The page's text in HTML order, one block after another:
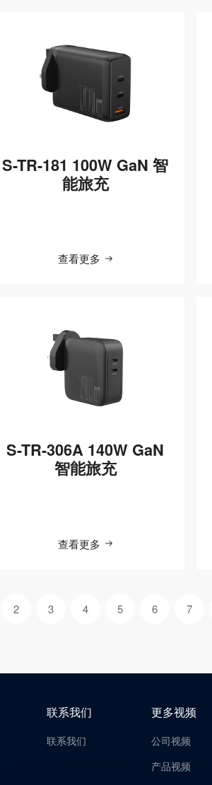
S-TR-181 100W GaN 智
能旅充
查看更多
S-TR-306A 140W GaN
智能旅充
查看更多
2 3 4 5 6 7
联系我们
联系我们
更多视频
公司视频
产品视频